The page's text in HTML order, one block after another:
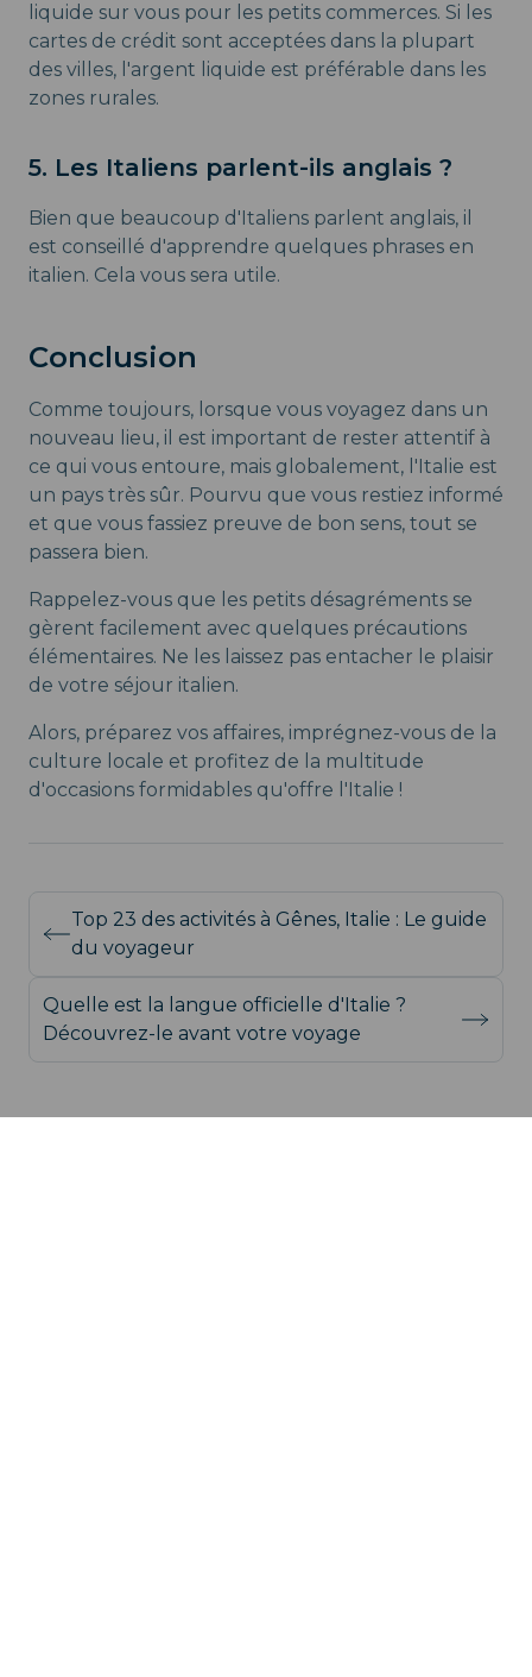
liquide sur vous pour les petits commerces. Si les
cartes de crédit sont acceptées dans la plupart
des villes, l'argent liquide est préférable dans les
zones rurales.
5. Les Italiens parlent-ils anglais ?
Bien que beaucoup d'Italiens parlent anglais, il
est conseillé d'apprendre quelques phrases en
italien. Cela vous sera utile.
Conclusion
Comme toujours, lorsque vous voyagez dans un
nouveau lieu, il est important de rester attentif à
ce qui vous entoure, mais globalement, l'Italie est
un pays très sûr. Pourvu que vous restiez informé
et que vous fassiez preuve de bon sens, tout se
passera bien.
Rappelez-vous que les petits désagréments se
gèrent facilement avec quelques précautions
élémentaires. Ne les laissez pas entacher le plaisir
de votre séjour italien.
Alors, préparez vos affaires, imprégnez-vous de la
culture locale et profitez de la multitude
d'occasions formidables qu'offre l'Italie !
Top 23 des activités à Gênes, Italie : Le guide
du voyageur
Quelle est la langue officielle d'Italie ?
Découvrez-le avant votre voyage